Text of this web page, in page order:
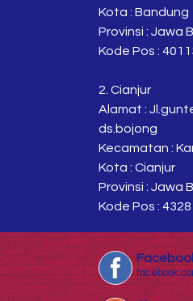
Kota : Bandung
Provinsi : Jawa
Kode Pos :
2. Cianjur
Alamat :
ds.bojong
Kecamatan :
Kota : Cianjur
Provinsi : Jawa
Kode Pos :